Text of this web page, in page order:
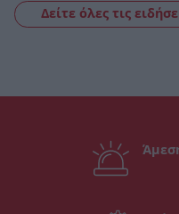
Δείτε όλες τις